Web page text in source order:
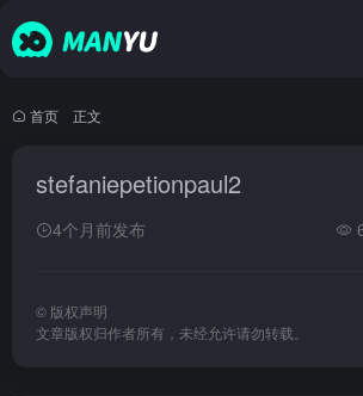
首页 正文
stefaniepetionpaul2
4个月前发布
© 版权声明
文章版权归作者所有，未经允许请勿转载。